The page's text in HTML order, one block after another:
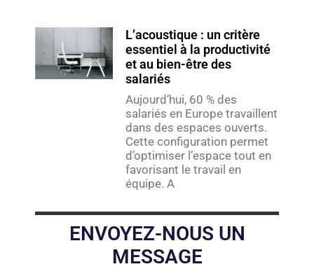
L’acoustique : un critère
essentiel à la productivité
et au bien-être des
salariés
Aujourd’hui, 60 % des
salariés en Europe travaillent
dans des espaces ouverts.
Cette configuration permet
d’optimiser l’espace tout en
favorisant le travail en
équipe. A
ENVOYEZ-NOUS UN
MESSAGE